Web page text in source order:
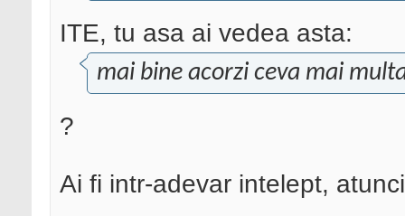
ITE, tu asa ai vedea asta:
mai bine acorzi ceva mai
?
Ai fi intr-adevar intelept,